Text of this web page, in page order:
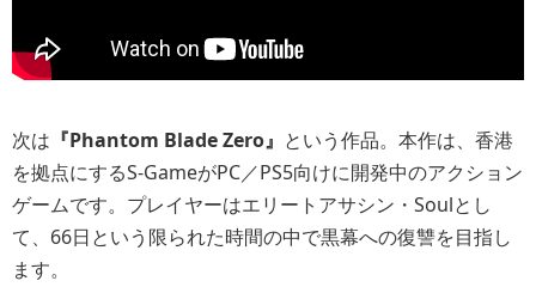
次は 『Phantom Blade Zero』 という作品。本作は、香港
を拠点にするS-GameがPC／PS5向けに開発中のアクション
ゲームです。プレイヤーはエリートアサシン・Soulとし
て、66日という限られた時間の中で黒幕への復讐を目指し
ます。